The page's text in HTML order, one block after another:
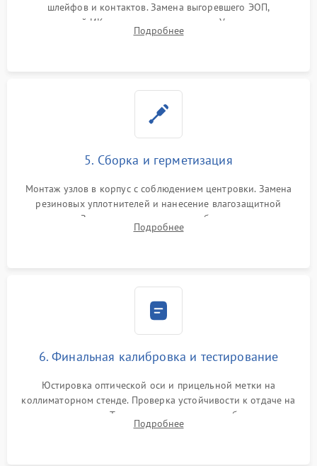
шлейфов и контактов. Замена выгоревшего ЭОП,
неисправной ИК-подсветки или матрицы. Ультразвуковая
очистка плат и удаление загрязнений с линз объектива и
Подробнее
5. Сборка и герметизация
Монтаж узлов в корпус с соблюдением центровки. Замена
резиновых уплотнителей и нанесение влагозащитной
смазки. Заполнение внутреннего объема прицела
осушенным азотом для предотвращения запотевания оптики
Подробнее
6. Финальная калибровка и тестирование
Юстировка оптической оси и прицельной метки на
коллиматорном стенде. Проверка устойчивости к отдаче на
ударном стенде. Тестирование качества изображения в
темноте, дальности обнаружения и корректной работы всех
Подробнее